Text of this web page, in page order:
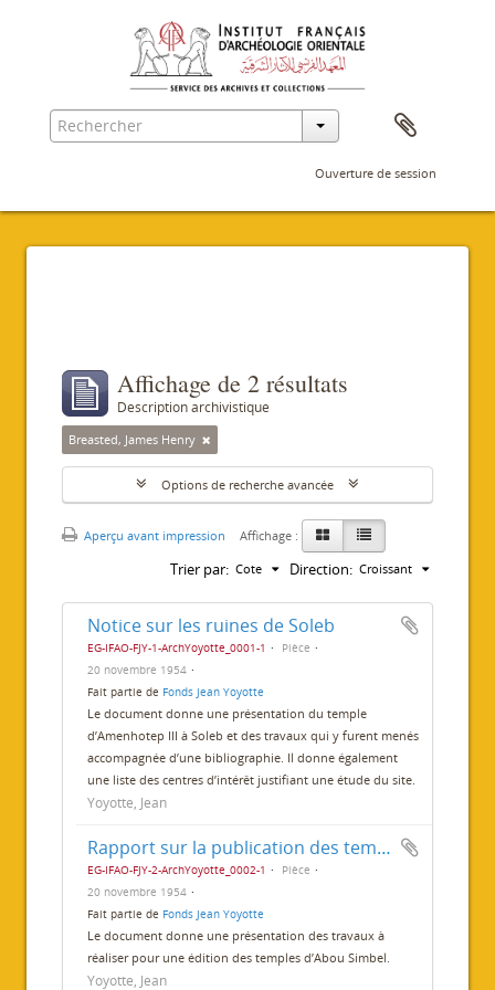
Ouverture de session
Affichage de 2 résultats
Description archivistique
Breasted, James Henry
Options de recherche avancée
Aperçu avant impression Affichage :
Trier par: Cote Direction: Croissant
Notice sur les ruines de Soleb
EG-IFAO-FJY-1-ArchYoyotte_0001-1
Pièce
20 novembre 1954
Fait partie de Fonds Jean Yoyotte
Le document donne une présentation du temple
d’Amenhotep III à Soleb et des travaux qui y furent menés
accompagnée d’une bibliographie. Il donne également
une liste des centres d’intérêt justifiant une étude du site.
Yoyotte, Jean
Rapport sur la publication des temples d’Abou Simbel
EG-IFAO-FJY-2-ArchYoyotte_0002-1
Pièce
20 novembre 1954
Fait partie de Fonds Jean Yoyotte
Le document donne une présentation des travaux à
réaliser pour une édition des temples d’Abou Simbel.
Yoyotte, Jean